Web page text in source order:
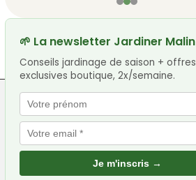
🌱 La newsletter Jardiner Malin
Conseils jardinage de saison + offres
exclusives boutique, 2x/semaine.
Je m'inscris →